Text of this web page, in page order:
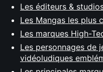
Les éditeurs &
Les Mangas les plus
Les marques High-
Les personnages de
vidéoludiques